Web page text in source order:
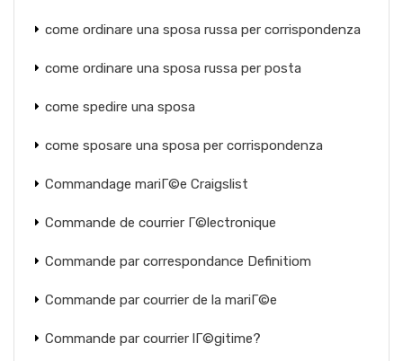
come ordinare una sposa russa per corrispondenza
come ordinare una sposa russa per posta
come spedire una sposa
come sposare una sposa per corrispondenza
Commandage mariГ©e Craigslist
Commande de courrier Г©lectronique
Commande par correspondance Definitiom
Commande par courrier de la mariГ©e
Commande par courrier lГ©gitime?